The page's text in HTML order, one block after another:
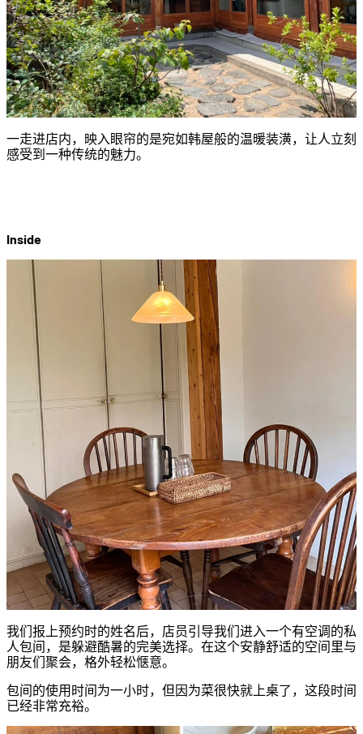
一走进店内，映入眼帘的是宛如韩屋般的温暖装潢，让人立刻
感受到一种传统的魅力。
Inside
我们报上预约时的姓名后，店员引导我们进入一个有空调的私
人包间，是躲避酷暑的完美选择。在这个安静舒适的空间里与
朋友们聚会，格外轻松惬意。
包间的使用时间为一小时，但因为菜很快就上桌了，这段时间
已经非常充裕。